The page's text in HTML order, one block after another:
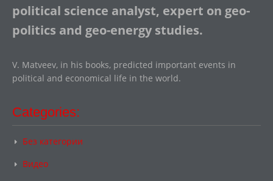
political science analyst, expert on geo-
politics and geo-energy studies.
V. Matveev, in his books, predicted important events in
political and economical life in the world.
Categories:
Без категории
Видео